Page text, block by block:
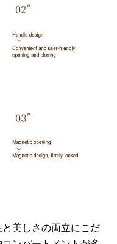
美しさの両立にこだ